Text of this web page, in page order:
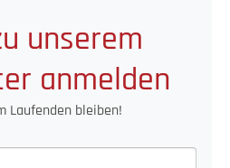
unserem
anmelden
Laufenden bleiben!